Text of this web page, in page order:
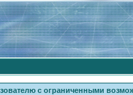
с ограниченными